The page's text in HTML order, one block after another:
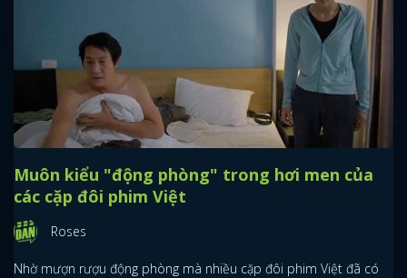
Muôn kiểu "động phòng" trong hơi men của
các cặp đôi phim Việt
Roses
Nhờ mượn rượu động phòng mà nhiều cặp đôi phim Việt đã có